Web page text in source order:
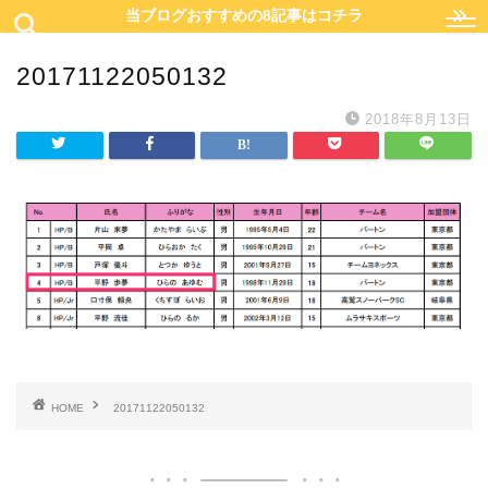
当ブログおすすめの8記事はコチラ
20171122050132
2018年8月13日
HOME 20171122050132